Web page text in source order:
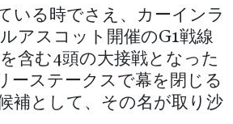
いる時でさえ、カーインラ
アスコット開催のG1戦線
含む4頭の大接戦となった
ーステークスで幕を閉じる
補として、その名が取り沙